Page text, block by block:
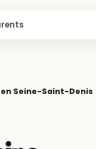
Seine-Saint-Denis